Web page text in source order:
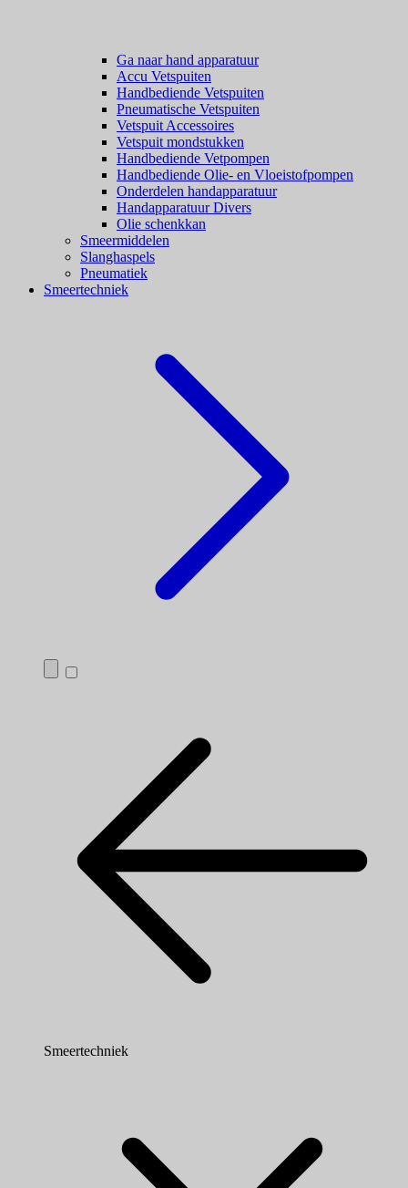
Ga naar hand apparatuur
Accu Vetspuiten
Handbediende Vetspuiten
Pneumatische Vetspuiten
Vetspuit Accessoires
Vetspuit mondstukken
Handbediende Vetpompen
Handbediende Olie- en Vloeistofpompen
Onderdelen handapparatuur
Handapparatuur Divers
Olie schenkkan
Smeermiddelen
Slanghaspels
Pneumatiek
Smeertechniek
Smeertechniek